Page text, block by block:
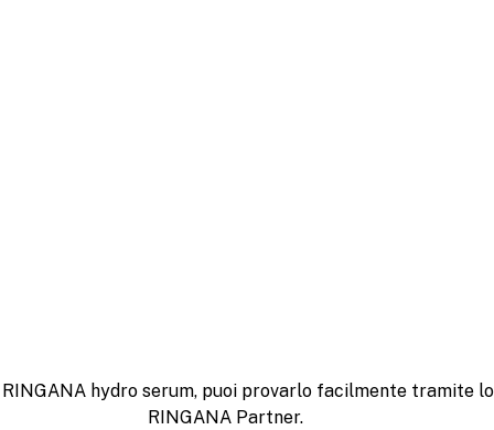
hydro serum, puoi provarlo facilmente tramite
RINGANA Partner.